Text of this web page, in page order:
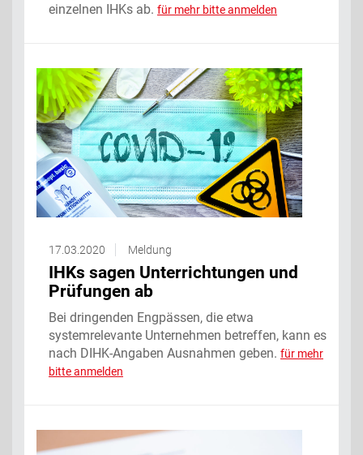
einzelnen IHKs ab. für mehr bitte anmelden
17.03.2020 Meldung
IHKs sagen Unterrichtungen und
Prüfungen ab
Bei dringenden Engpässen, die etwa
systemrelevante Unternehmen betreffen, kann es
nach DIHK-Angaben Ausnahmen geben. für mehr
bitte anmelden